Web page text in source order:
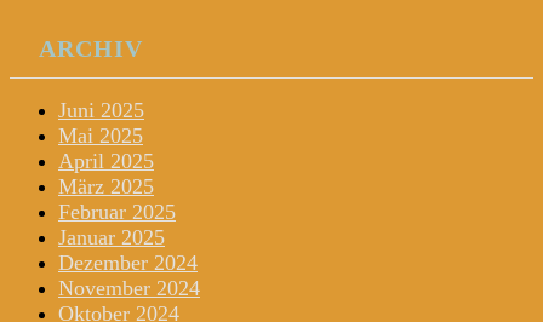
ARCHIV
Juni 2025
Mai 2025
April 2025
März 2025
Februar 2025
Januar 2025
Dezember 2024
November 2024
Oktober 2024